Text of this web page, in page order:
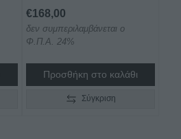
€168,00
δεν συμπεριλαμβάνεται ο
Φ.Π.Α. 24%
Προσθήκη στο καλάθι
Σύγκριση